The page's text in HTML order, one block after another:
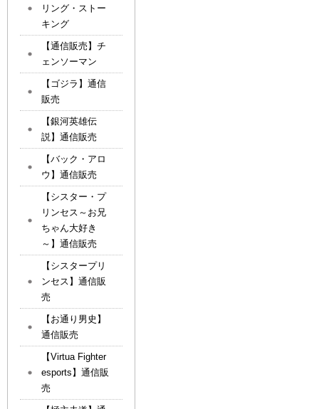
リング・ストー
キング
【通信販売】チ
ェンソーマン
【ゴジラ】通信
販売
【銀河英雄伝
説】通信販売
【バック・アロ
ウ】通信販売
【シスター・プ
リンセス～お兄
ちゃん大好き
～】通信販売
【シスタープリ
ンセス】通信販
売
【お通り男史】
通信販売
【Virtua Fighter
esports】通信販
売